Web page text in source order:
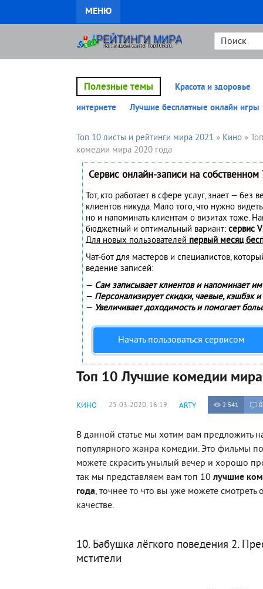
МЕНЮ
Полезные темы
Красота и здоровье
интернете
Лучшие бесплатные онлайн игры
Топ 10 листы и рейтинги мира 2021 » Кино »
комедии мира 2020 года
Сервис онлайн-записи на
Тот, кто работает в сфере услуг, знает — без
клиентов никуда. Мало того, что нужно
но и напоминать клиентам о визитах тоже.
бюджетный и оптимальный вариант: сервис
Для новых пользователейпервый месяц
Чат-бот для мастеров и специалистов,
ведение записей:
— Сам записывает клиентов и напоминает
— Персонализирует скидки, чаевые, кэшбэк
— Увеличивает доходимость и помогает
Начать пользоваться сервисом
Топ 10 Лучшие комедии
КИНО 25-03-2020, 16:19 ARTY 2 541 0
В данной статье мы хотим вам предложить
популярного жанра комедии. Это фильмы
можете скрасить унылый вечер и хорошо
так мы представляем вам топ 10лучшие
года, точнее то что вы уже можете
качестве.
10. Бабушка лёгкого поведения 2.
мстители